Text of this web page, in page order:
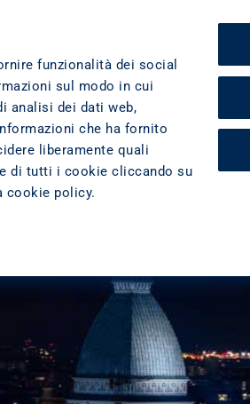
funzionalità dei social
sul modo in cui
analisi dei dati web,
che ha fornito
liberamente quali
di tutti i cookie cliccando su
cookie policy.